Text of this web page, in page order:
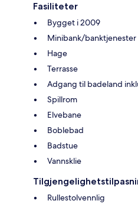
Fasiliteter
Bygget i 2009
Minibank/banktjenester
Hage
Terrasse
Adgang til badeland
Spillrom
Elvebane
Boblebad
Badstue
Vannsklie
Rullestolvennlig